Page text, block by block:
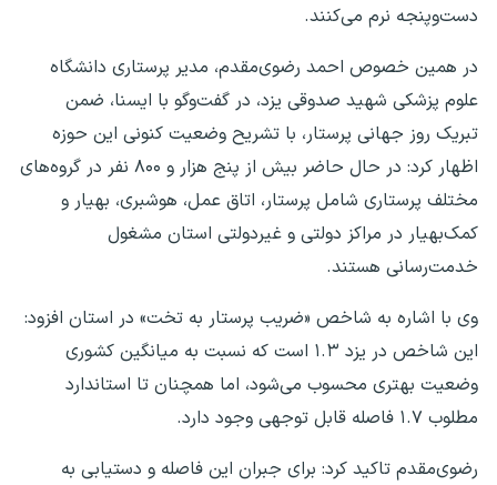
دست‌وپنجه نرم می‌کنند.
در همین خصوص احمد رضوی‌مقدم، مدیر پرستاری دانشگاه
علوم پزشکی شهید صدوقی یزد، در گفت‌وگو با ایسنا، ضمن
تبریک روز جهانی پرستار، با تشریح وضعیت کنونی این حوزه
اظهار کرد: در حال حاضر بیش از پنج هزار و ۸۰۰ نفر در گروه‌های
مختلف پرستاری شامل پرستار، اتاق عمل، هوشبری، بهیار و
کمک‌بهیار در مراکز دولتی و غیردولتی استان مشغول
خدمت‌رسانی هستند.
وی با اشاره به شاخص «ضریب پرستار به تخت» در استان افزود:
این شاخص در یزد ۱.۳ است که نسبت به میانگین کشوری
وضعیت بهتری محسوب می‌شود، اما همچنان تا استاندارد
مطلوب ۱.۷ فاصله قابل توجهی وجود دارد.
رضوی‌مقدم تاکید کرد: برای جبران این فاصله و دستیابی به